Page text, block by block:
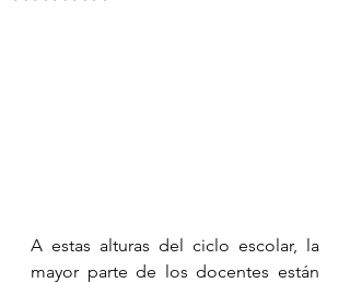
A estas alturas del ciclo escolar, la
mayor parte de los docentes están